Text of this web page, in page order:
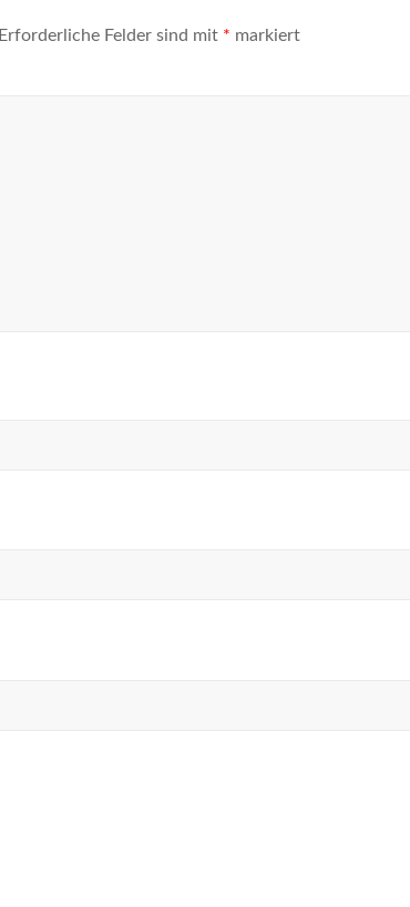
Erforderliche Felder sind mit * markiert